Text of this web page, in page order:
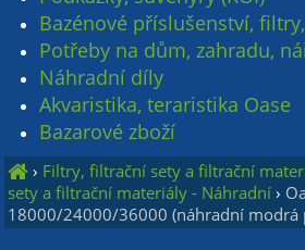
Bazénové příslušenství,
Potřeby na dům, zahradu,
Náhradní díly
Akvaristika, teraristika Oase
Bazarové zboží
› Filtry, filtrační sety a filtrační
sety a filtrační materiály - Náhradní ›
18000/24000/36000 (náhradní modrá